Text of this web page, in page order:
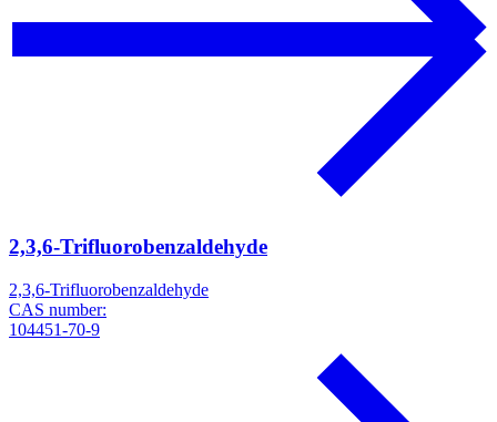
2,3,6-Trifluorobenzaldehyde
2,3,6-Trifluorobenzaldehyde
CAS number:
104451-70-9